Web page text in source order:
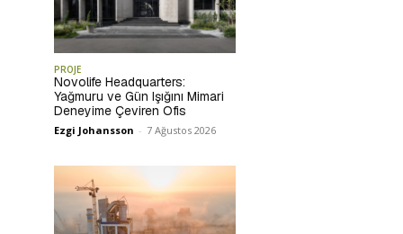
PROJE
Novolife Headquarters:
Yağmuru ve Gün Işığını Mimari
Deneyime Çeviren Ofis
Ezgi Johansson - 7 Ağustos 2026